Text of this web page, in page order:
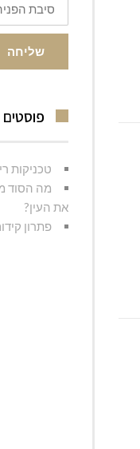
שליחה
פוסטים
טכניקות
מה הסוד
את העין?
פתרון